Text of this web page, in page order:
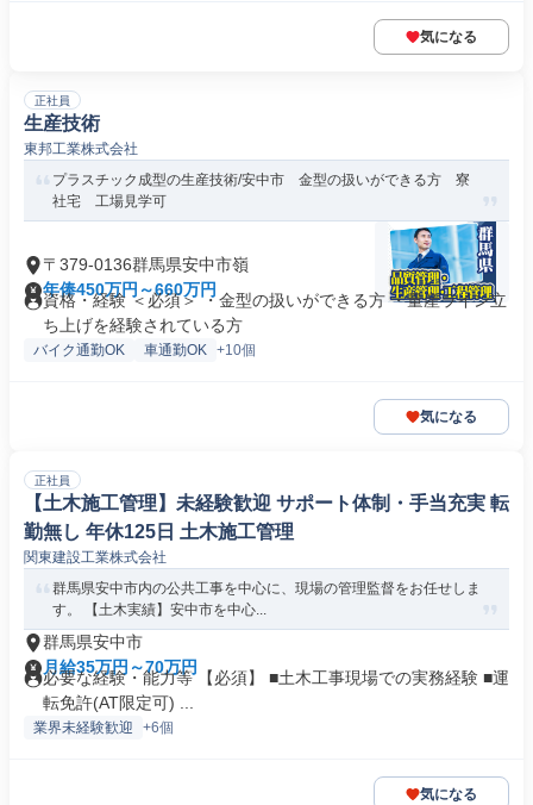
気になる
正社員
生産技術
東邦工業株式会社
プラスチック成型の生産技術/安中市 金型の扱いができる方 寮
社宅 工場見学可
〒379-0136群馬県安中市嶺
年俸450万円～660万円
資格・経験 ＜必須＞ ・金型の扱いができる方 ・量産ライン立
ち上げを経験されている方
バイク通勤OK 車通勤OK +10個
気になる
正社員
【土木施工管理】未経験歓迎 サポート体制・手当充実 転
勤無し 年休125日 土木施工管理
関東建設工業株式会社
群馬県安中市内の公共工事を中心に、現場の管理監督をお任せしま
す。 【土木実績】安中市を中心...
群馬県安中市
月給35万円～70万円
必要な経験・能力等 【必須】 ■土木工事現場での実務経験 ■運
転免許(AT限定可) ...
業界未経験歓迎 +6個
気になる